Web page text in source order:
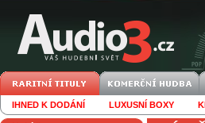
IHNED K DODÁNÍ LUXUSNÍ BOXY